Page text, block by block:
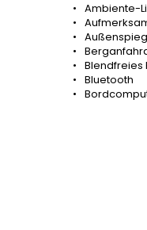
Ambiente-
Blendfreies
Bluetooth